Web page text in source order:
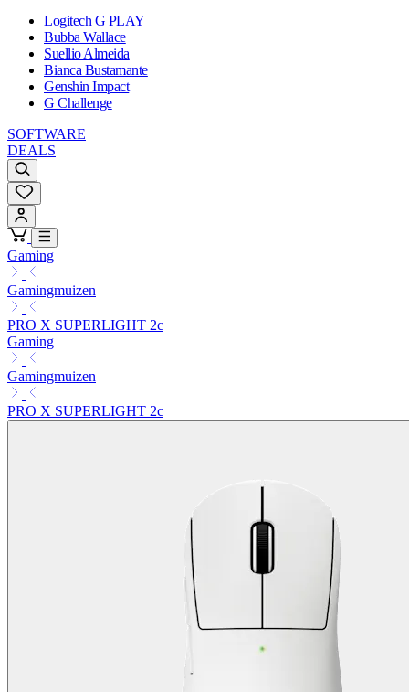
Logitech G PLAY
Bubba Wallace
Suellio Almeida
Bianca Bustamante
Genshin Impact
G Challenge
SOFTWARE
DEALS
Gaming
Gamingmuizen
PRO X SUPERLIGHT 2c
Gaming
Gamingmuizen
PRO X SUPERLIGHT 2c